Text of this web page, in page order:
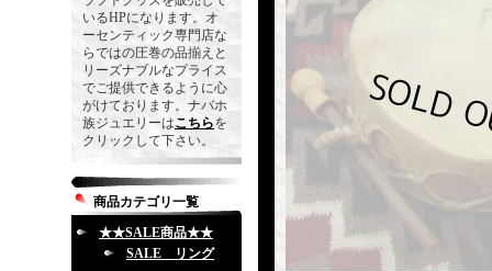
いるHPになります。オ
ーセンティック専門店な
らではの圧巻の品揃えと
リーズナブルなプライス
でご提供できるように心
がけております。ナバホ
族ジュエリーはこちらを
クリックして下さい。
商品カテゴリ一覧
★★SALE商品★★
SALE リング